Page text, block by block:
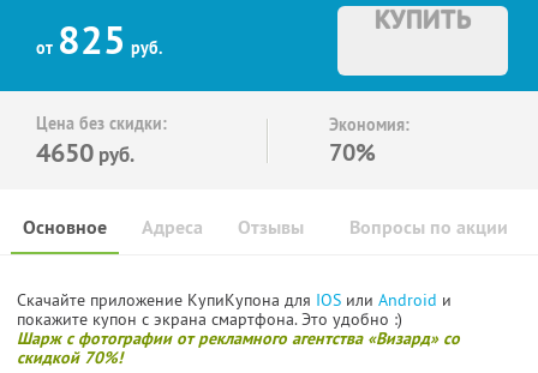
от 825 руб.
КУПИТЬ
Цена без скидки:
4650 руб.
Экономия:
70%
Основное Отзывы Вопросы по акции
Адреса
Скачайте приложение КупиКупона для IOS или Android и
покажите купон с экрана смартфона. Это удобно :)
Шарж с фотографии от рекламного агентства «Визард» со
скидкой 70%!